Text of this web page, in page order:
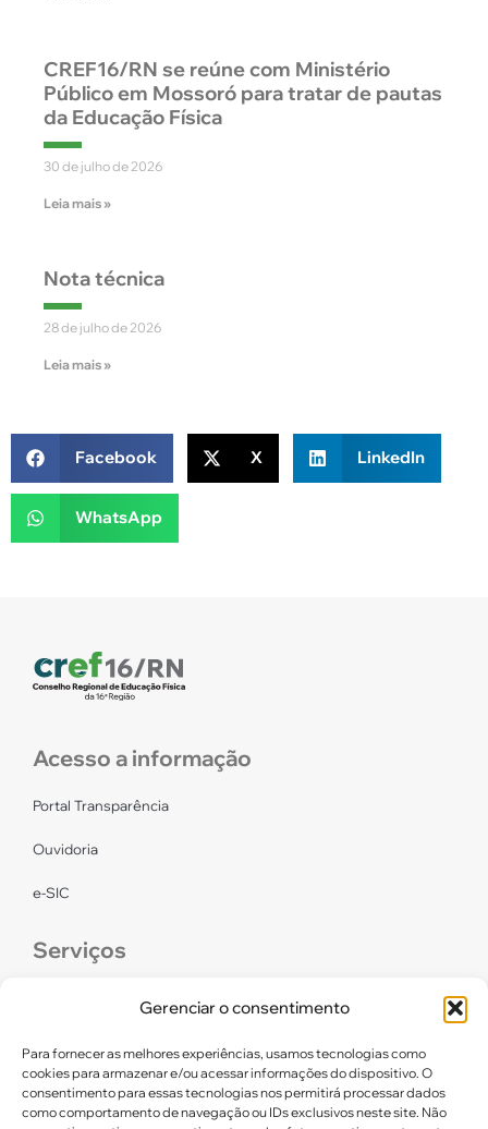
Gerenciar o consentimento
Para fornecer as melhores experiências, usamos tecnologias como
cookies para armazenar e/ou acessar informações do dispositivo. O
consentimento para essas tecnologias nos permitirá processar dados
como comportamento de navegação ou IDs exclusivos neste site. Não
CREF16/RN se reúne com Ministério
Público em Mossoró para tratar de pautas
da Educação Física
30 de julho de 2026
Leia mais »
Nota técnica
28 de julho de 2026
Leia mais »
Facebook X LinkedIn
WhatsApp
Acesso a informação
Portal Transparência
Ouvidoria
e-SIC
Serviços
Links úteis